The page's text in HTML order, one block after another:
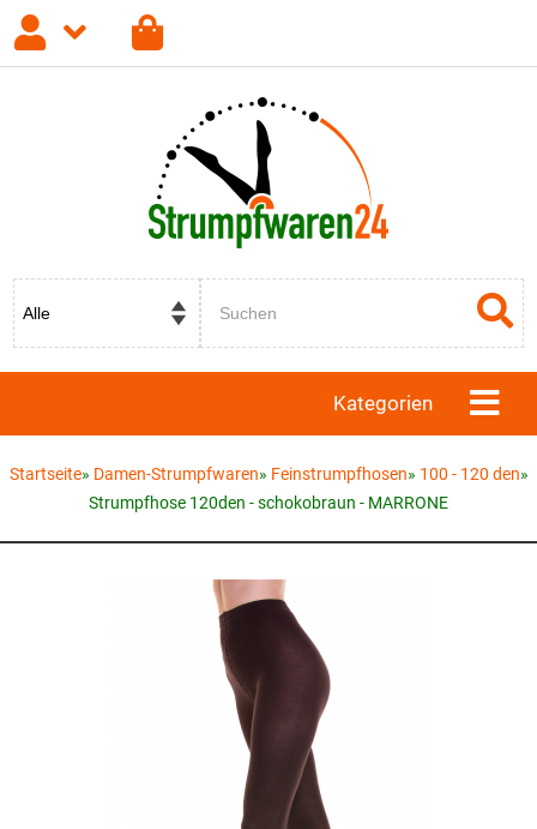
Registrieren Passwort vergessen?
Kategorien
Startseite» Damen-Strumpfwaren» Feinstrumpfhosen» 100 - 120 den»
Strumpfhose 120den - schokobraun - MARRONE